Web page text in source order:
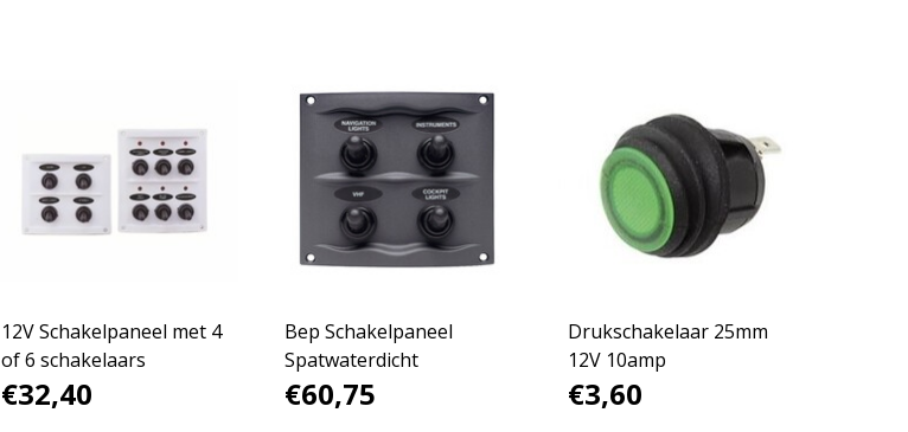
12V Schakelpaneel met 4
of 6 schakelaars
€32,40
Bep Schakelpaneel
Spatwaterdicht
€60,75
Drukschakelaar 25mm
12V 10amp
€3,60